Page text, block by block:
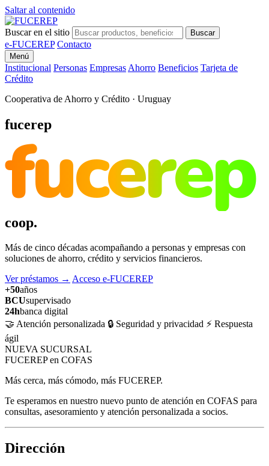
Saltar al contenido
Buscar en el sitio Buscar
e-FUCEREP Contacto
Menú
Institucional Personas Empresas Ahorro Beneficios Tarjeta de
Crédito
Cooperativa de Ahorro y Crédito · Uruguay
fucerep
fucerep
coop.
Más de cinco décadas acompañando a personas y empresas con
soluciones de ahorro, crédito y servicios financieros.
Ver préstamos → Acceso e-FUCEREP
+50años
BCUsupervisado
24hbanca digital
🤝 Atención personalizada 🔒 Seguridad y privacidad ⚡ Respuesta
ágil
NUEVA SUCURSAL
FUCEREP en COFAS
Más cerca, más cómodo, más FUCEREP.
Te esperamos en nuestro nuevo punto de atención en COFAS para
consultas, asesoramiento y atención personalizada a socios.
Dirección